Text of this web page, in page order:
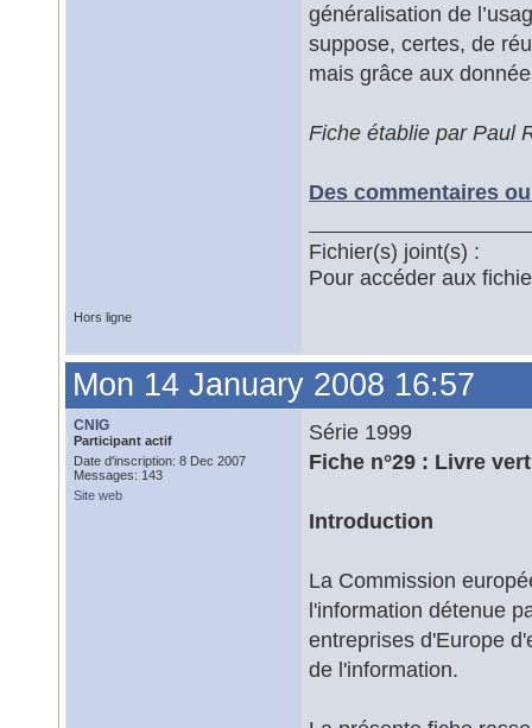
généralisation de
suppose, certes, de
mais grâce aux
Fiche établie par Paul
Des commentaires
Fichier(s) joint(s) :
Pour accéder aux
Hors ligne
Mon 14 January 2008 16:57
CNIG
Participant actif
Date d'inscription: 8 Dec 2007
Messages: 143
Site web
Série 1999
Fiche n°29 : Livre
Introduction
La Commission
l'information détenue
entreprises d'Europe
de l'information.